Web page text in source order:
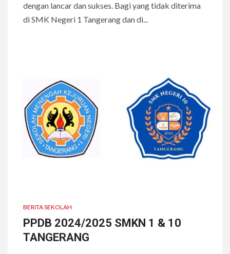
dengan lancar dan sukses. Bagi yang tidak diterima
di SMK Negeri 1 Tangerang dan di...
BERITA SEKOLAH
PPDB 2024/2025 SMKN 1 & 10
TANGERANG